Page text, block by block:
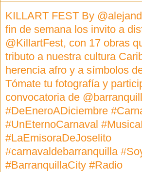
KILLART FEST By
fin de semana los invito a
@KillartFest, con 17 obras
tributo a nuestra cultura
herencia afro y a símbolos
Tómate tu fotografía y
convocatoria de
#DeEneroADiciembre
#UnEternoCarnaval
#LaEmisoraDeJoselito
#carnavaldebarranquilla
#BarranquillaCity #Radio